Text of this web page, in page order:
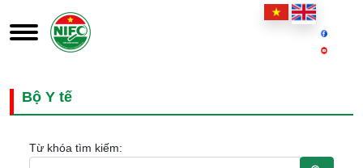
Bộ Y tế
Từ khóa tìm kiếm: